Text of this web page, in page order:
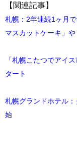
【関連記事】
札幌：2年連続1ヶ月
マスカットケーキ」
「札幌こたつでアイ
タート
札幌グランドホテル
始